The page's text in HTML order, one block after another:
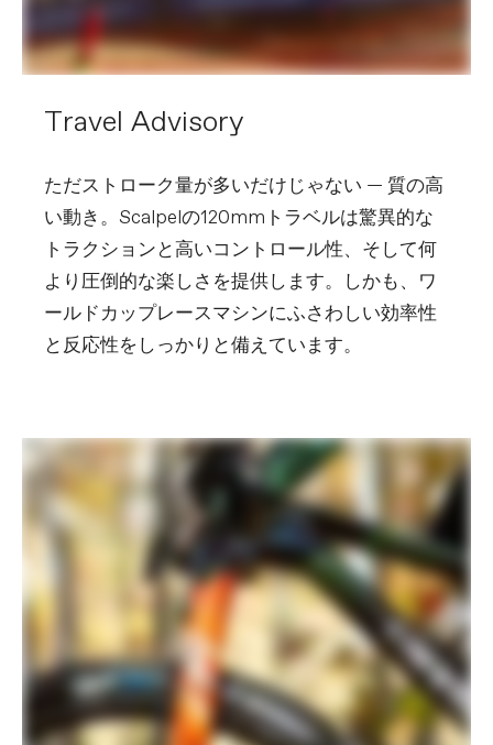
Travel Advisory
ただストローク量が多いだけじゃない ― 質の高
い動き。Scalpelの120mmトラベルは驚異的な
トラクションと高いコントロール性、そして何
より圧倒的な楽しさを提供します。しかも、ワ
ールドカップレースマシンにふさわしい効率性
と反応性をしっかりと備えています。
hydraulic disc, SRAM HS2 180/160mm
rotors
WHEELS
carbon, 30mm inner width, hookless,
TSS tubeless ready
Spokes
DT Competition Race, straight pull
Tire Size
2.4
Hubs
DT Swiss Lefty, 6-bolt (F) / 240 Ratchet
EXP 36, 6-bolt, XD driver (R)
EXO Protection, tubeless ready / (R)
Handlebar
SystemBar XC-One Flat, carbon,
integrated bar/stem, internal cable
routing, 5° upsweep, 8° backsweep,
760mm width, -6° stem, 1-1/8" clamp
Stem
SystemBar XC-One Flat, carbon
integrated bar/stem
RockShox Smooth Silicone
Saddle
Prologo Dimension NDR, Tirox rails
Fox Transfer SL Performance Elite, 31.6,
125mm (S), 150mm (M-XL)
EXTRA
Extra 1 Tubeless valves, SRAM AXS charger